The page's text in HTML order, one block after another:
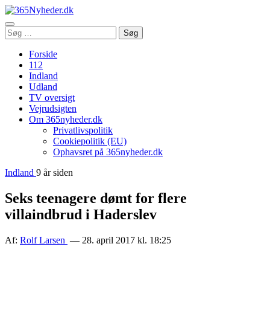
Åbn
menu
Søg
efter:
Søg
Forside
112
Indland
Udland
TV oversigt
Vejrudsigten
Om 365nyheder.dk
Privatlivspolitik
Cookiepolitik (EU)
Ophavsret på 365nyheder.dk
Indland 9 år siden
Seks teenagere dømt for flere
villaindbrud i Haderslev
Af: Rolf Larsen — 28. april 2017 kl. 18:25